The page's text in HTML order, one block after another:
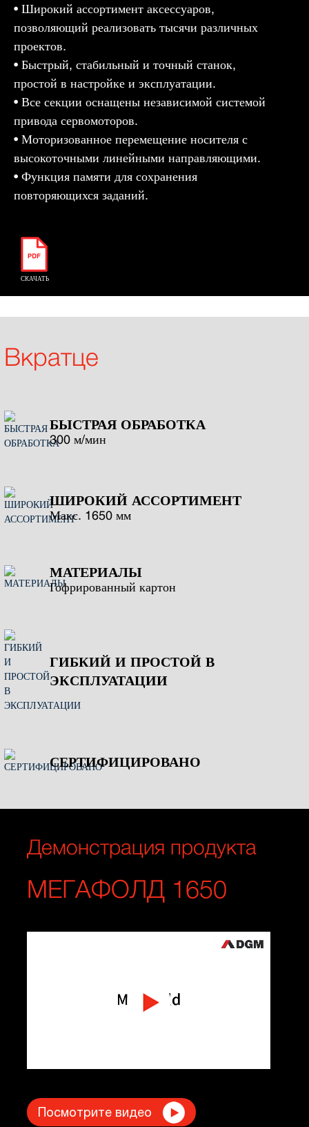
• Широкий ассортимент аксессуаров,
позволяющий реализовать тысячи различных
проектов.
• Быстрый, стабильный и точный станок,
простой в настройке и эксплуатации.
• Все секции оснащены независимой системой
привода сервомоторов.
• Моторизованное перемещение носителя с
высокоточными линейными направляющими.
• Функция памяти для сохранения
повторяющихся заданий.
СКАЧАТЬ
Вкратце
БЫСТРАЯ ОБРАБОТКА
300 м/мин
ШИРОКИЙ АССОРТИМЕНТ
Макс. 1650 мм
МАТЕРИАЛЫ
Гофрированный картон
ГИБКИЙ И ПРОСТОЙ В
ЭКСПЛУАТАЦИИ
СЕРТИФИЦИРОВАНО
Демонстрация продукта
МЕГАФОЛД 1650
Посмотрите видео